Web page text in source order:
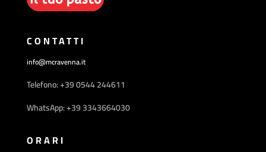
CONTATTI
info@mcravenna.it
Telefono: +39 0544 244611
WhatsApp: +39 3343664030
ORARI